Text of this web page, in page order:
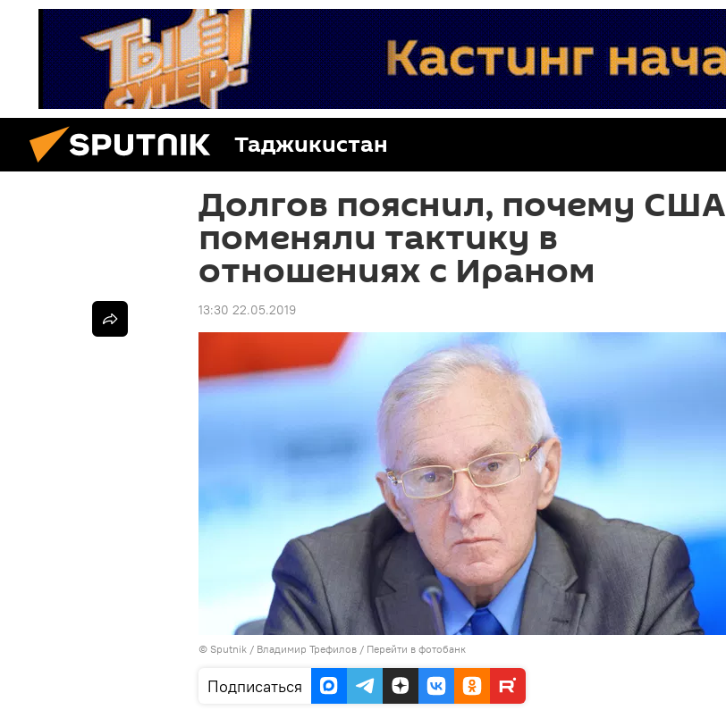
Таджикистан
Долгов пояснил, почему США
поменяли тактику в
отношениях с Ираном
13:30 22.05.2019
© Sputnik / Владимир Трефилов / Перейти в фотобанк
Подписаться